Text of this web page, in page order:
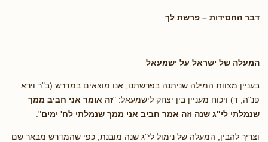
דבר החסידות – פרשת לך
המעלה של ישראל על ישמעאל
בעניין מצוות המילה שניתנה בפרשתנו, אנו מוצאים במדרש (ב"ר וירא
פנ"ה, ד) ויכוח מעניין בין יצחק לישמעאל: "זה אומר אני חביב ממך
שנמלתי לי"ג שנה וזה אמר חביב אני ממך שנמלתי לח' ימים".
וצריך להבין, המעלה של נימול לי"ג שנה מובנת, כפי שהמדרש מבאר שם